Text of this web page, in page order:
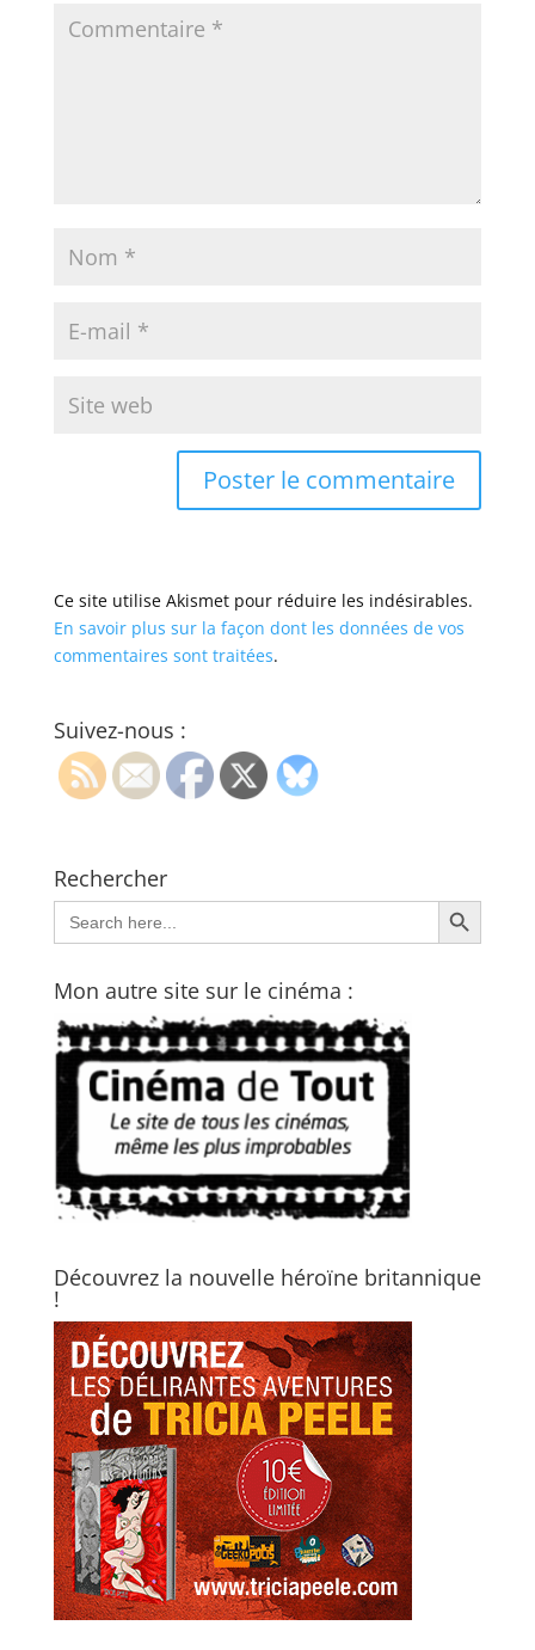
Ce site utilise Akismet pour réduire les indésirables.
En savoir plus sur la façon dont les données de vos
commentaires sont traitées.
Suivez-nous :
Rechercher
Search
for:
Search Button
Mon autre site sur le cinéma :
Découvrez la nouvelle héroïne britannique
!